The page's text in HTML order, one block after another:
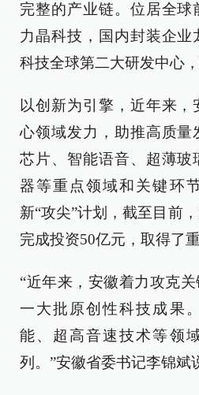
完整的产业链。位居全球
力晶科技，国内封装企
科技全球第二大研发中心
以创新为引擎，近年来
心领域发力，助推高质量
芯片、智能语音、超薄玻
器等重点领域和关键环
新“攻尖”计划，截至目前
完成投资50亿元，取得了
“近年来，安徽着力攻克
一大批原创性科技成果
能、超高音速技术等领
列。”安徽省委书记李锦斌